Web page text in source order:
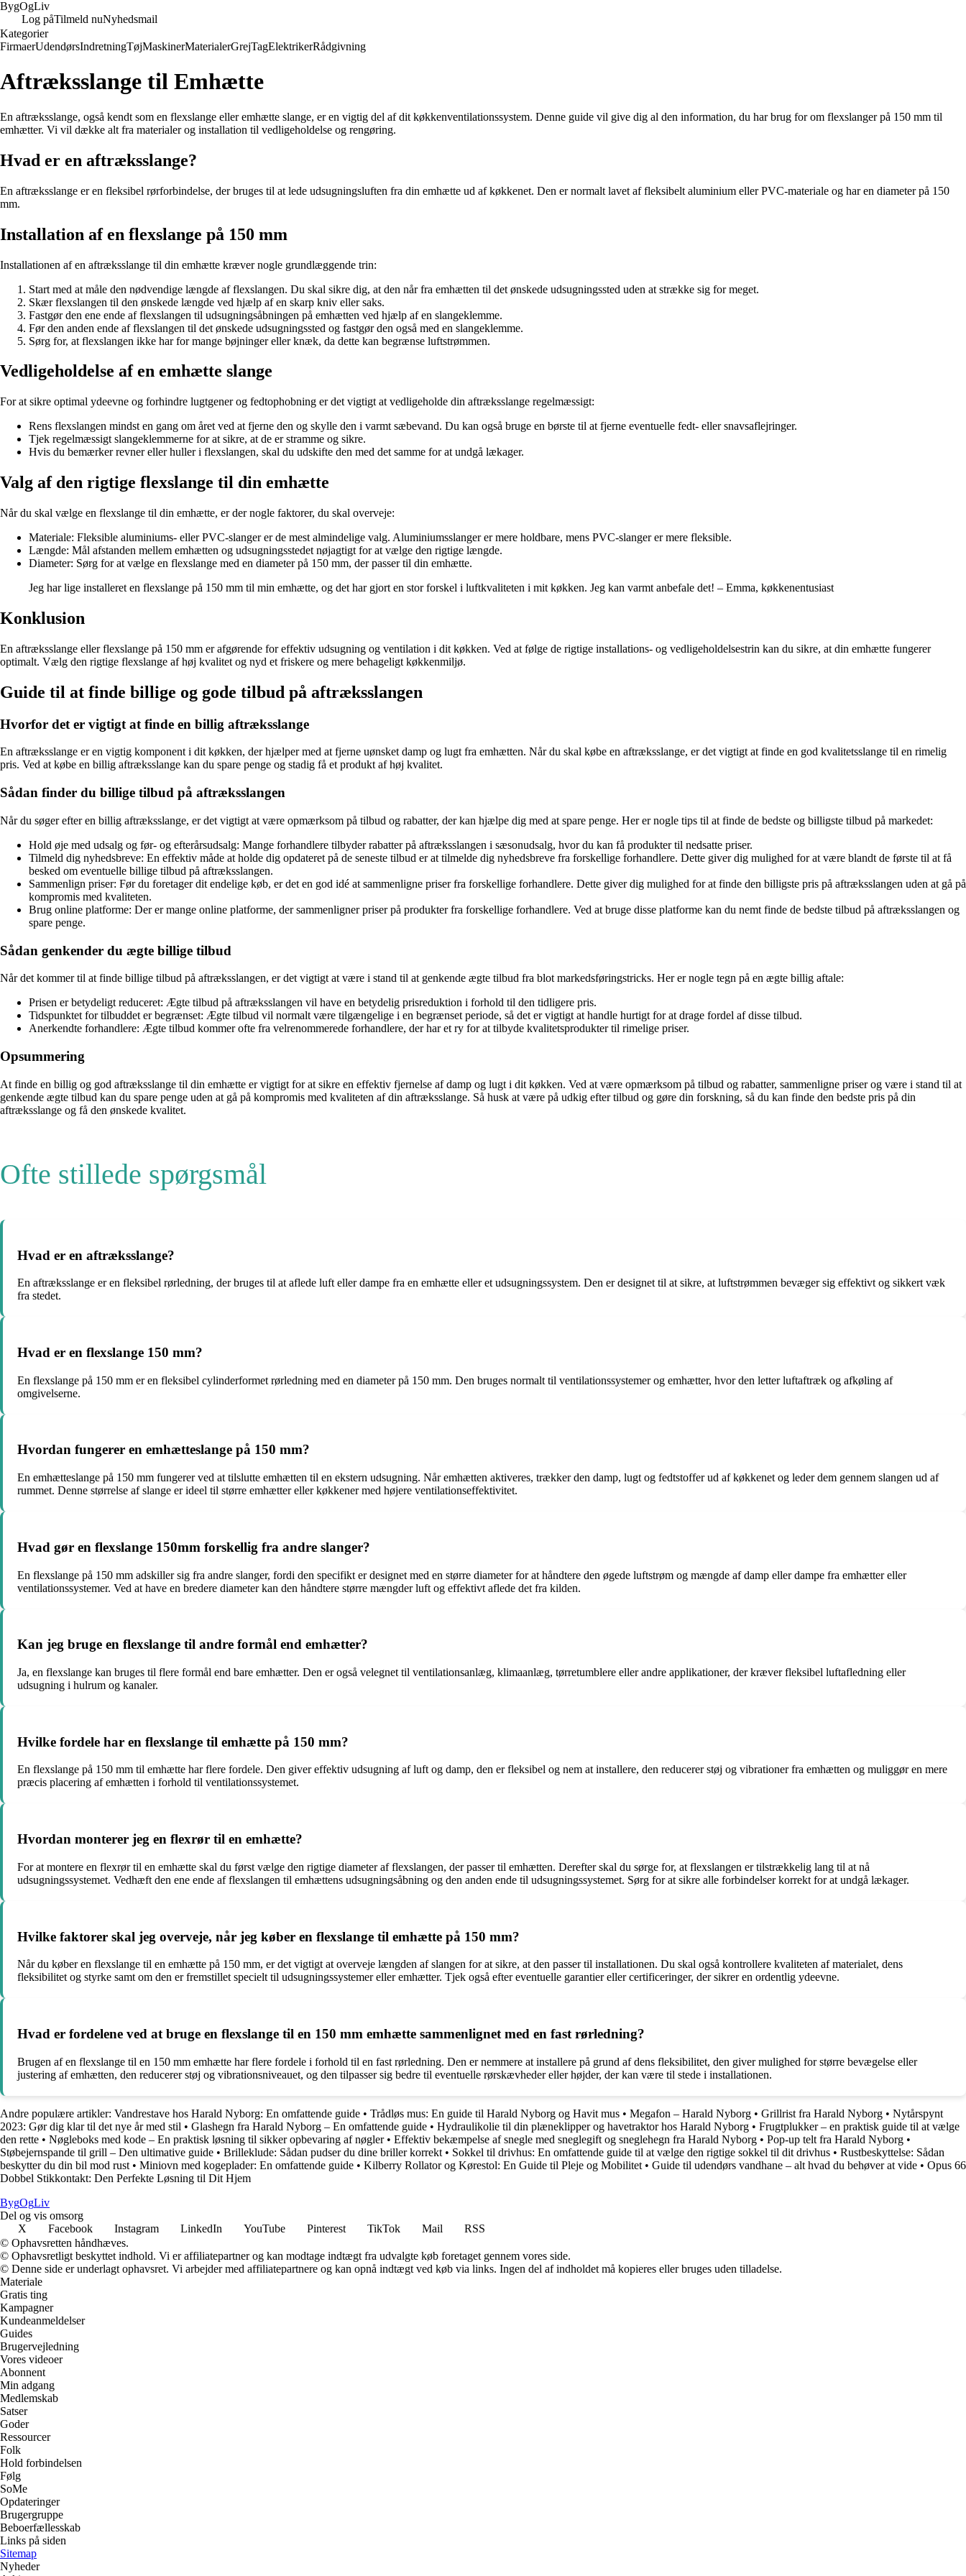
BygOgLiv
Log påTilmeld nuNyhedsmail
Kategorier
FirmaerUdendørsIndretningTøjMaskinerMaterialerGrejTagElektrikerRådgivning
Aftræksslange til Emhætte
En aftræksslange, også kendt som en flexslange eller emhætte slange, er en vigtig del af dit køkkenventilationssystem. Denne guide vil give dig al den information, du har brug for om flexslanger på 150 mm til
emhætter. Vi vil dække alt fra materialer og installation til vedligeholdelse og rengøring.
Hvad er en aftræksslange?
En aftræksslange er en fleksibel rørforbindelse, der bruges til at lede udsugningsluften fra din emhætte ud af køkkenet. Den er normalt lavet af fleksibelt aluminium eller PVC-materiale og har en diameter på 150
mm.
Installation af en flexslange på 150 mm
Installationen af en aftræksslange til din emhætte kræver nogle grundlæggende trin:
Start med at måle den nødvendige længde af flexslangen. Du skal sikre dig, at den når fra emhætten til det ønskede udsugningssted uden at strække sig for meget.
Skær flexslangen til den ønskede længde ved hjælp af en skarp kniv eller saks.
Fastgør den ene ende af flexslangen til udsugningsåbningen på emhætten ved hjælp af en slangeklemme.
Før den anden ende af flexslangen til det ønskede udsugningssted og fastgør den også med en slangeklemme.
Sørg for, at flexslangen ikke har for mange bøjninger eller knæk, da dette kan begrænse luftstrømmen.
Vedligeholdelse af en emhætte slange
For at sikre optimal ydeevne og forhindre lugtgener og fedtophobning er det vigtigt at vedligeholde din aftræksslange regelmæssigt:
Rens flexslangen mindst en gang om året ved at fjerne den og skylle den i varmt sæbevand. Du kan også bruge en børste til at fjerne eventuelle fedt- eller snavsaflejringer.
Tjek regelmæssigt slangeklemmerne for at sikre, at de er stramme og sikre.
Hvis du bemærker revner eller huller i flexslangen, skal du udskifte den med det samme for at undgå lækager.
Valg af den rigtige flexslange til din emhætte
Når du skal vælge en flexslange til din emhætte, er der nogle faktorer, du skal overveje:
Materiale: Fleksible aluminiums- eller PVC-slanger er de mest almindelige valg. Aluminiumsslanger er mere holdbare, mens PVC-slanger er mere fleksible.
Længde: Mål afstanden mellem emhætten og udsugningsstedet nøjagtigt for at vælge den rigtige længde.
Diameter: Sørg for at vælge en flexslange med en diameter på 150 mm, der passer til din emhætte.
Jeg har lige installeret en flexslange på 150 mm til min emhætte, og det har gjort en stor forskel i luftkvaliteten i mit køkken. Jeg kan varmt anbefale det! – Emma, køkkenentusiast
Konklusion
En aftræksslange eller flexslange på 150 mm er afgørende for effektiv udsugning og ventilation i dit køkken. Ved at følge de rigtige installations- og vedligeholdelsestrin kan du sikre, at din emhætte fungerer
optimalt. Vælg den rigtige flexslange af høj kvalitet og nyd et friskere og mere behageligt køkkenmiljø.
Guide til at finde billige og gode tilbud på aftræksslangen
Hvorfor det er vigtigt at finde en billig aftræksslange
En aftræksslange er en vigtig komponent i dit køkken, der hjælper med at fjerne uønsket damp og lugt fra emhætten. Når du skal købe en aftræksslange, er det vigtigt at finde en god kvalitetsslange til en rimelig
pris. Ved at købe en billig aftræksslange kan du spare penge og stadig få et produkt af høj kvalitet.
Sådan finder du billige tilbud på aftræksslangen
Når du søger efter en billig aftræksslange, er det vigtigt at være opmærksom på tilbud og rabatter, der kan hjælpe dig med at spare penge. Her er nogle tips til at finde de bedste og billigste tilbud på markedet:
Hold øje med udsalg og før- og efterårsudsalg: Mange forhandlere tilbyder rabatter på aftræksslangen i sæsonudsalg, hvor du kan få produkter til nedsatte priser.
Tilmeld dig nyhedsbreve: En effektiv måde at holde dig opdateret på de seneste tilbud er at tilmelde dig nyhedsbreve fra forskellige forhandlere. Dette giver dig mulighed for at være blandt de første til at få
besked om eventuelle billige tilbud på aftræksslangen.
Sammenlign priser: Før du foretager dit endelige køb, er det en god idé at sammenligne priser fra forskellige forhandlere. Dette giver dig mulighed for at finde den billigste pris på aftræksslangen uden at gå på
kompromis med kvaliteten.
Brug online platforme: Der er mange online platforme, der sammenligner priser på produkter fra forskellige forhandlere. Ved at bruge disse platforme kan du nemt finde de bedste tilbud på aftræksslangen og
spare penge.
Sådan genkender du ægte billige tilbud
Når det kommer til at finde billige tilbud på aftræksslangen, er det vigtigt at være i stand til at genkende ægte tilbud fra blot markedsføringstricks. Her er nogle tegn på en ægte billig aftale:
Prisen er betydeligt reduceret: Ægte tilbud på aftræksslangen vil have en betydelig prisreduktion i forhold til den tidligere pris.
Tidspunktet for tilbuddet er begrænset: Ægte tilbud vil normalt være tilgængelige i en begrænset periode, så det er vigtigt at handle hurtigt for at drage fordel af disse tilbud.
Anerkendte forhandlere: Ægte tilbud kommer ofte fra velrenommerede forhandlere, der har et ry for at tilbyde kvalitetsprodukter til rimelige priser.
Opsummering
At finde en billig og god aftræksslange til din emhætte er vigtigt for at sikre en effektiv fjernelse af damp og lugt i dit køkken. Ved at være opmærksom på tilbud og rabatter, sammenligne priser og være i stand til at
genkende ægte tilbud kan du spare penge uden at gå på kompromis med kvaliteten af din aftræksslange. Så husk at være på udkig efter tilbud og gøre din forskning, så du kan finde den bedste pris på din
aftræksslange og få den ønskede kvalitet.
Ofte stillede spørgsmål
Hvad er en aftræksslange?
En aftræksslange er en fleksibel rørledning, der bruges til at aflede luft eller dampe fra en emhætte eller et udsugningssystem. Den er designet til at sikre, at luftstrømmen bevæger sig effektivt og sikkert væk
fra stedet.
Hvad er en flexslange 150 mm?
En flexslange på 150 mm er en fleksibel cylinderformet rørledning med en diameter på 150 mm. Den bruges normalt til ventilationssystemer og emhætter, hvor den letter luftaftræk og afkøling af
omgivelserne.
Hvordan fungerer en emhætteslange på 150 mm?
En emhætteslange på 150 mm fungerer ved at tilslutte emhætten til en ekstern udsugning. Når emhætten aktiveres, trækker den damp, lugt og fedtstoffer ud af køkkenet og leder dem gennem slangen ud af
rummet. Denne størrelse af slange er ideel til større emhætter eller køkkener med højere ventilationseffektivitet.
Hvad gør en flexslange 150mm forskellig fra andre slanger?
En flexslange på 150 mm adskiller sig fra andre slanger, fordi den specifikt er designet med en større diameter for at håndtere den øgede luftstrøm og mængde af damp eller dampe fra emhætter eller
ventilationssystemer. Ved at have en bredere diameter kan den håndtere større mængder luft og effektivt aflede det fra kilden.
Kan jeg bruge en flexslange til andre formål end emhætter?
Ja, en flexslange kan bruges til flere formål end bare emhætter. Den er også velegnet til ventilationsanlæg, klimaanlæg, tørretumblere eller andre applikationer, der kræver fleksibel luftafledning eller
udsugning i hulrum og kanaler.
Hvilke fordele har en flexslange til emhætte på 150 mm?
En flexslange på 150 mm til emhætte har flere fordele. Den giver effektiv udsugning af luft og damp, den er fleksibel og nem at installere, den reducerer støj og vibrationer fra emhætten og muliggør en mere
præcis placering af emhætten i forhold til ventilationssystemet.
Hvordan monterer jeg en flexrør til en emhætte?
For at montere en flexrør til en emhætte skal du først vælge den rigtige diameter af flexslangen, der passer til emhætten. Derefter skal du sørge for, at flexslangen er tilstrækkelig lang til at nå
udsugningssystemet. Vedhæft den ene ende af flexslangen til emhættens udsugningsåbning og den anden ende til udsugningssystemet. Sørg for at sikre alle forbindelser korrekt for at undgå lækager.
Hvilke faktorer skal jeg overveje, når jeg køber en flexslange til emhætte på 150 mm?
Når du køber en flexslange til en emhætte på 150 mm, er det vigtigt at overveje længden af slangen for at sikre, at den passer til installationen. Du skal også kontrollere kvaliteten af materialet, dens
fleksibilitet og styrke samt om den er fremstillet specielt til udsugningssystemer eller emhætter. Tjek også efter eventuelle garantier eller certificeringer, der sikrer en ordentlig ydeevne.
Hvad er fordelene ved at bruge en flexslange til en 150 mm emhætte sammenlignet med en fast rørledning?
Brugen af en flexslange til en 150 mm emhætte har flere fordele i forhold til en fast rørledning. Den er nemmere at installere på grund af dens fleksibilitet, den giver mulighed for større bevægelse eller
justering af emhætten, den reducerer støj og vibrationsniveauet, og den tilpasser sig bedre til eventuelle rørskævheder eller højder, der kan være til stede i installationen.
Andre populære artikler: Vandrestave hos Harald Nyborg: En omfattende guide • Trådløs mus: En guide til Harald Nyborg og Havit mus • Megafon – Harald Nyborg • Grillrist fra Harald Nyborg • Nytårspynt
2023: Gør dig klar til det nye år med stil • Glashegn fra Harald Nyborg – En omfattende guide • Hydraulikolie til din plæneklipper og havetraktor hos Harald Nyborg • Frugtplukker – en praktisk guide til at vælge
den rette • Nøgleboks med kode – En praktisk løsning til sikker opbevaring af nøgler• Effektiv bekæmpelse af snegle med sneglegift og sneglehegn fra Harald Nyborg • Pop-up telt fra Harald Nyborg •
Støbejernspande til grill – Den ultimative guide • Brilleklude: Sådan pudser du dine briller korrekt • Sokkel til drivhus: En omfattende guide til at vælge den rigtige sokkel til dit drivhus • Rustbeskyttelse: Sådan
beskytter du din bil mod rust • Miniovn med kogeplader: En omfattende guide • Kilberry Rollator og Kørestol: En Guide til Pleje og Mobilitet • Guide til udendørs vandhane – alt hvad du behøver at vide • Opus 66
Dobbel Stikkontakt: Den Perfekte Løsning til Dit Hjem
BygOgLiv
Del og vis omsorg
X
Facebook Instagram LinkedIn YouTube Pinterest TikTok Mail
RSS
© Ophavsretten håndhæves.
© Ophavsretligt beskyttet indhold. Vi er affiliatepartner og kan modtage indtægt fra udvalgte køb foretaget gennem vores side.
© Denne side er underlagt ophavsret. Vi arbejder med affiliatepartnere og kan opnå indtægt ved køb via links. Ingen del af indholdet må kopieres eller bruges uden tilladelse.
Materiale
Gratis ting
Kampagner
Kundeanmeldelser
Guides
Brugervejledning
Vores videoer
Abonnent
Min adgang
Medlemskab
Satser
Goder
Ressourcer
Folk
Hold forbindelsen
Følg
SoMe
Opdateringer
Brugergruppe
Beboerfællesskab
Links på siden
Sitemap
Nyheder